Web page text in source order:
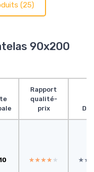
(25)
90x200
Rapport
qualité-
prix
★★★★★
★★★★★